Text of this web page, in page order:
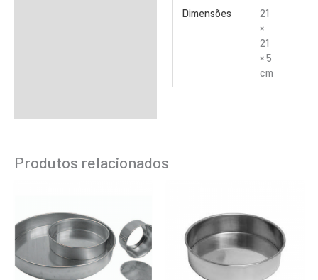
Dimensões
21
×
21
× 5
cm
Produtos relacionados